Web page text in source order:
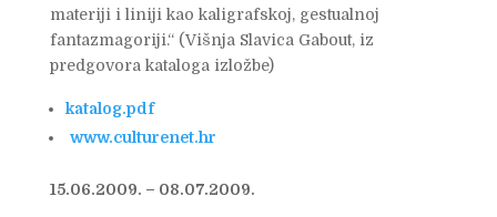
materiji i liniji kao kaligrafskoj, gestualnoj
fantazmagoriji.“ (Višnja Slavica Gabout, iz
predgovora kataloga izložbe)
katalog.pdf
www.culturenet.hr
15.06.2009. – 08.07.2009.